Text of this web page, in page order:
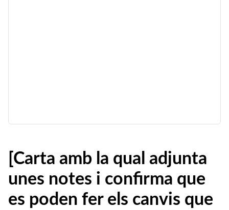
[Carta amb la qual adjunta
unes notes i confirma que
es poden fer els canvis que